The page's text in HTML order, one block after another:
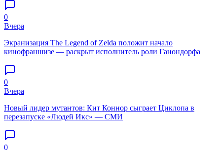
0
Вчера
Экранизация The Legend of Zelda положит начало
кинофраншизе — раскрыт исполнитель роли Ганондорфа
0
Вчера
Новый лидер мутантов: Кит Коннор сыграет Циклопа в
перезапуске «Людей Икс» — СМИ
0